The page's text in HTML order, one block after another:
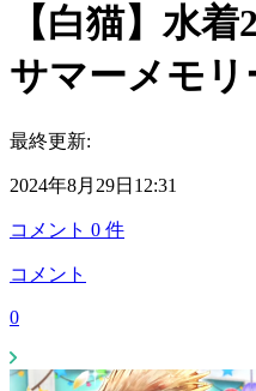
【白猫】水着
サマーメモリ
最終更新:
2024年8月29日12:31
コメント 0 件
コメント
0